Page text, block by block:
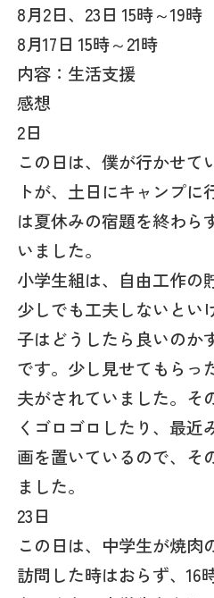
8月2日、23日 15時～19時
8月17日 15時～21時
内容：生活支援
感想
2日
この日は、僕が行かせて
トが、土日にキャンプに
は夏休みの宿題を終わら
いました。
小学生組は、自由工作の
少しでも工夫しないとい
子はどうしたら良いのか
です。少し見せてもらっ
夫がされていました。そ
くゴロゴロしたり、最近
画を置いているので、そ
ました。
23日
この日は、中学生が焼肉
訪問した時はおらず、16